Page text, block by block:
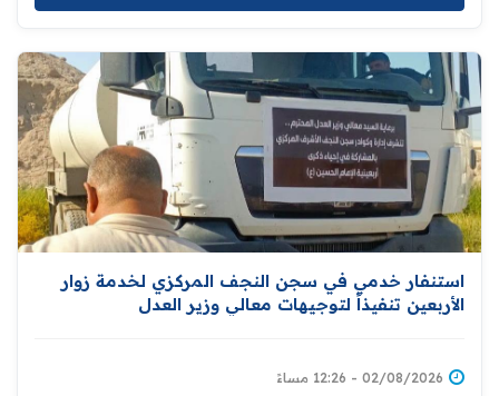
استنفار خدمي في سجن النجف المركزي لخدمة زوار
الأربعين تنفيذاً لتوجيهات معالي وزير العدل
02/08/2026 - 12:26 مساءً